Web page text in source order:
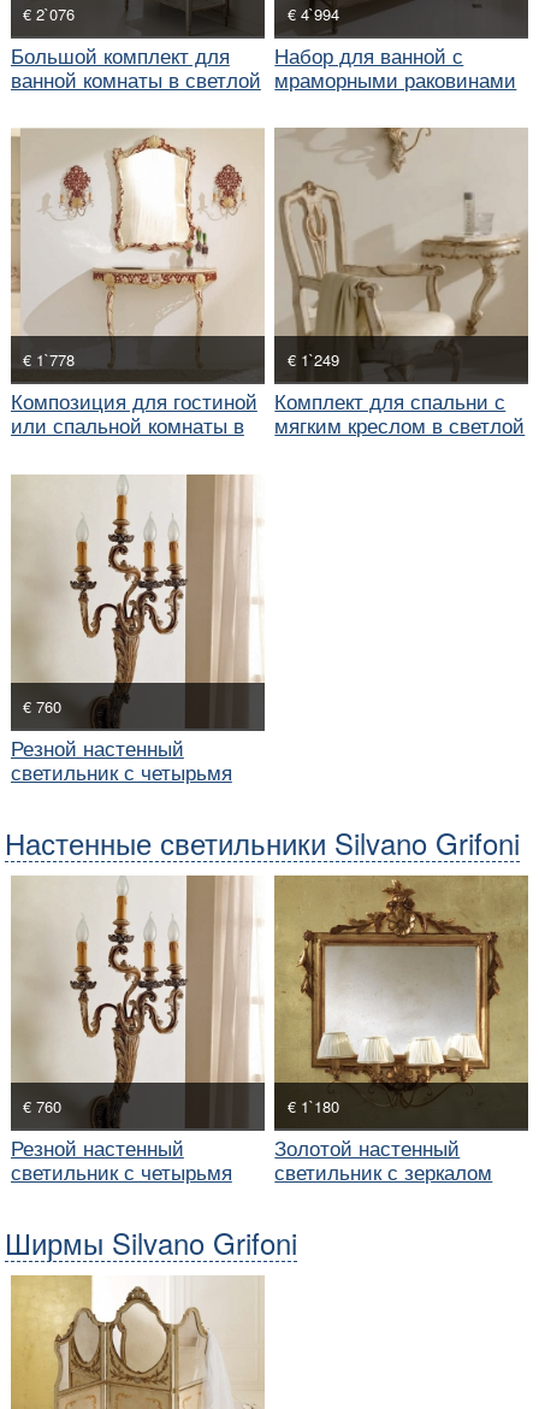
€ 2`076
Большой комплект для
ванной комнаты в светлой
€ 4`994
Набор для ванной с
мраморными раковинами
€ 1`778
Композиция для гостиной
или спальной комнаты в
€ 1`249
Комплект для спальни с
мягким креслом в светлой
€ 760
Резной настенный
светильник с четырьмя
Настенные светильники Silvano Grifoni
€ 760
Резной настенный
светильник с четырьмя
€ 1`180
Золотой настенный
светильник с зеркалом
Ширмы Silvano Grifoni